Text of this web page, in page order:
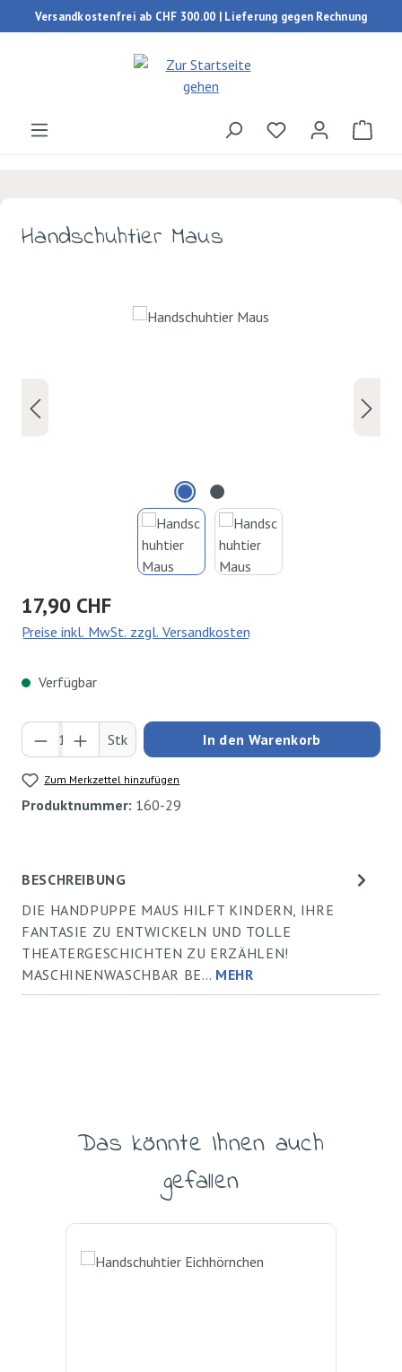
Zum Hauptinhalt springen
Versandkostenfrei ab CHF 300.00 | Lieferung gegen Rechnung
Du hast 0
Handschuhtier Maus
Bildergalerie überspringen
Regulärer Preis:
17,90 CHF
Preise inkl. MwSt. zzgl. Versandkosten
Verfügbar
Produkt Anzahl: Gib den gewünschten Wert
Stk In den Warenkorb
Zum Merkzettel hinzufügen
Produktnummer: 160-29
BESCHREIBUNG
DIE HANDPUPPE MAUS HILFT KINDERN, IHRE
FANTASIE ZU ENTWICKELN UND TOLLE
THEATERGESCHICHTEN ZU ERZÄHLEN!
MASCHINENWASCHBAR BE… MEHR
Produktgalerie überspringen
Das könnte Ihnen auch
gefallen